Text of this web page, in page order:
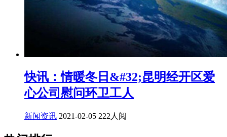
快讯：情暖冬日&#32;昆明经开区爱
心公司慰问环卫工人
新闻资讯 2021-02-05 222人阅